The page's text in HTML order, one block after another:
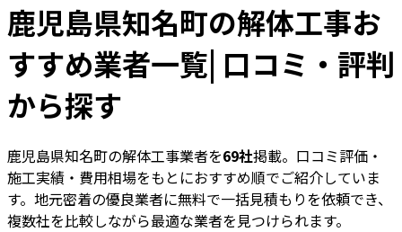
鹿児島県知名町の解体工事お
すすめ業者一覧| 口コミ・評判
から探す
鹿児島県知名町の解体工事業者を69社掲載。口コミ評価・
施工実績・費用相場をもとにおすすめ順でご紹介していま
す。地元密着の優良業者に無料で一括見積もりを依頼でき、
複数社を比較しながら最適な業者を見つけられます。